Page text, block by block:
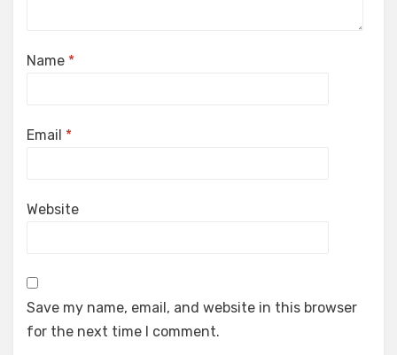
Name *
Email *
Website
Save my name, email, and website in this browser
for the next time I comment.